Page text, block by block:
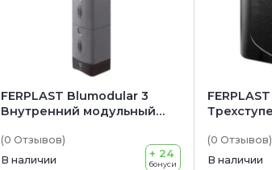
FERPLAST Blumodular 3
Внутренний модульный
потоком
(0 Отзывов)
В наличии
+ 24
бонуси
(0 Отзывов)
В наличии